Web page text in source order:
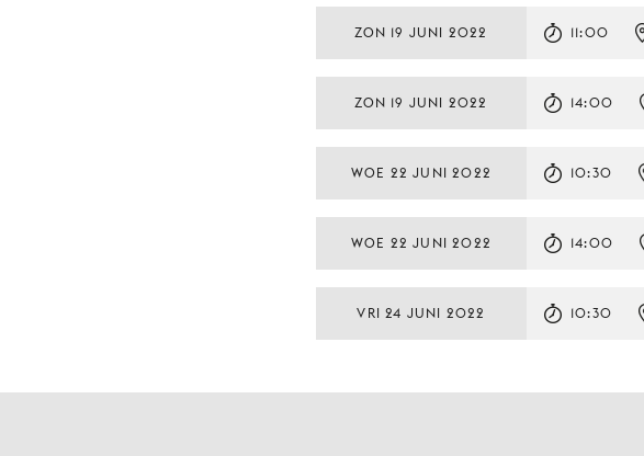
ZON 19 JUNI 2022 11:00
ZON 19 JUNI 2022 14:00
WOE 22 JUNI 2022 10:30
WOE 22 JUNI 2022 14:00
VRI 24 JUNI 2022 10:30